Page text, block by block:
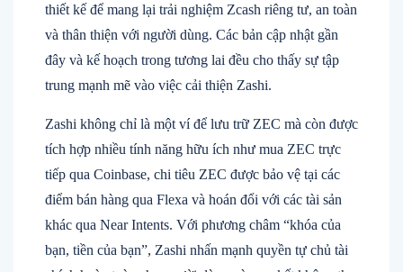
thiết kế để mang lại trải nghiệm Zcash riêng tư, an toàn
và thân thiện với người dùng. Các bản cập nhật gần
đây và kế hoạch trong tương lai đều cho thấy sự tập
trung mạnh mẽ vào việc cải thiện Zashi.
Zashi không chỉ là một ví để lưu trữ ZEC mà còn được
tích hợp nhiều tính năng hữu ích như mua ZEC trực
tiếp qua Coinbase, chi tiêu ZEC được bảo vệ tại các
điểm bán hàng qua Flexa và hoán đổi với các tài sản
khác qua Near Intents. Với phương châm “khóa của
bạn, tiền của bạn”, Zashi nhấn mạnh quyền tự chủ tài